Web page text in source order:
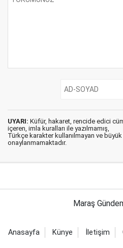
UYARI: Küfür, hakaret, rencide edici
içeren, imla kuralları ile yazılmamış,
Türkçe karakter kullanılmayan ve
onaylanmamaktadır.
Maraş
Anasayfa Künye İletişim